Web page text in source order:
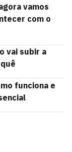
vamos
com o
vai subir a
funciona e